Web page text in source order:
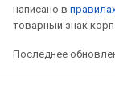
написано в
товарный знак
Последнее